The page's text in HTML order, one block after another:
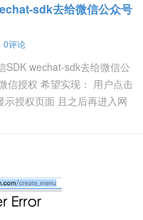
sdk去给微信公众号
0评论
SDK wechat-sdk去给微信公
信授权 希望实现： 用户点击
授权页面 且之后再进入网